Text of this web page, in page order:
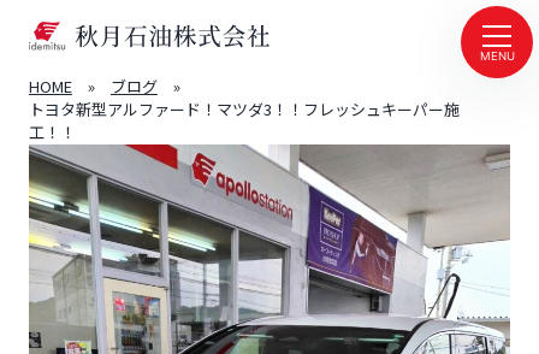
MENU
HOME » ブログ
»
トヨタ新型アルファード！マツダ3！！フレッシュキーパー施
工！！